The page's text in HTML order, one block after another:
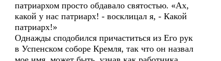
патриархом просто обдавало святостью. «Ах,
какой у нас патриарх! - восклицал я, - Какой
патриарх!»
Однажды сподобился причаститься из Его рук
в Успенском соборе Кремля, так что он назвал